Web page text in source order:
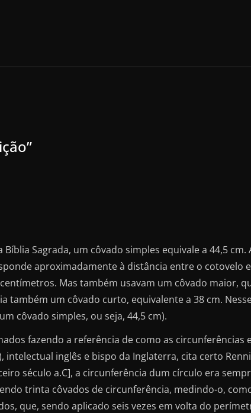
”
Sagrada, um côvado simples equivale a 44,5
aproximadamente à distância entre o cotovelo
Mas também usavam um côvado maior,
também um côvado curto, equivalente a 38 cm.
côvado simples, ou seja, 44,5 cm).
fazendo a referência de como as circunferências
inglês e bispo da Inglaterra, cita certo
século a.C], a circunferência dum círculo era
trinta côvados de circunferência, medindo-o,
que, sendo aplicado seis vezes em volta do